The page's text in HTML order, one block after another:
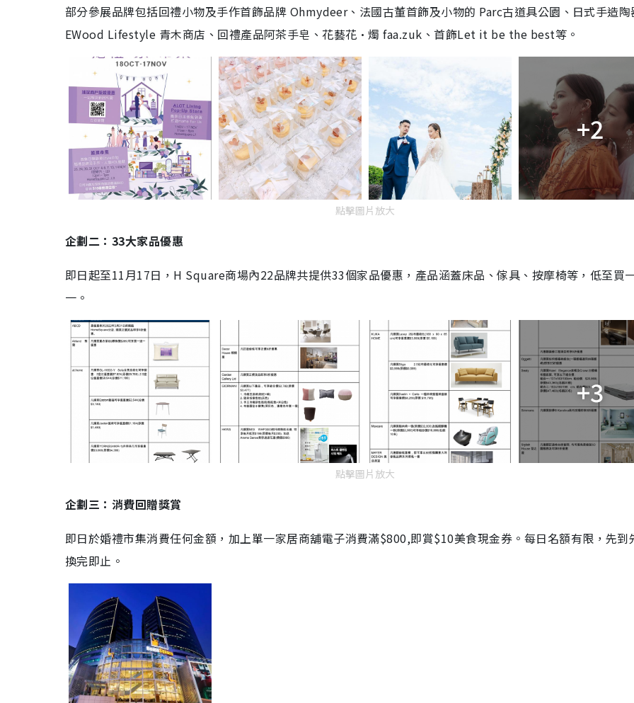
部分參展品牌包括回禮小物及手作首飾品牌 Ohmydeer、法國古董首飾及小物的 Parc古道具公園、日式手造陶
EWood Lifestyle 青木商店、回禮產品阿茶手皂、花藝花·燭 faa.zuk、首飾Let it be the best等。
+2
點擊圖片放大
企劃二：33大家品優惠
即日起至11月17日，H Square商場內22品牌共提供33個家品優惠，產品涵蓋床品、傢具、按摩椅等，低至買
一。
+3
點擊圖片放大
企劃三：消費回贈獎賞
即日於婚禮市集消費任何金額，加上單一家居商舖電子消費滿$800,即賞$10美食現金券。每日名額有限，先到
換完即止。